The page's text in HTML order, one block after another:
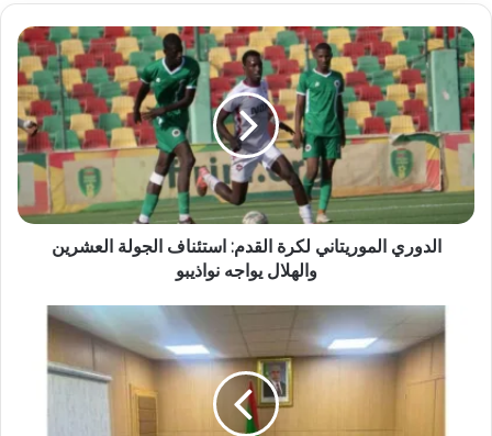
الدوري الموريتاني لكرة القدم: استئناف الجولة العشرين
والهلال يواجه نواذيبو